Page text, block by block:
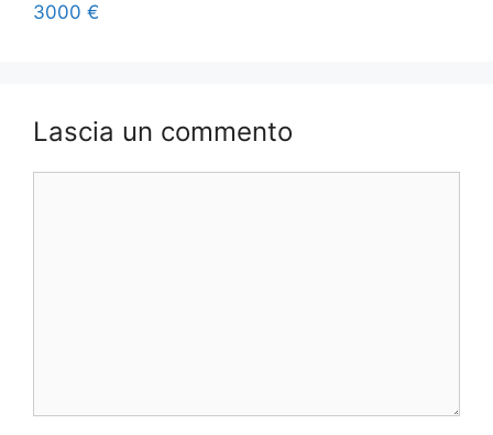
3000 €
Lascia un commento